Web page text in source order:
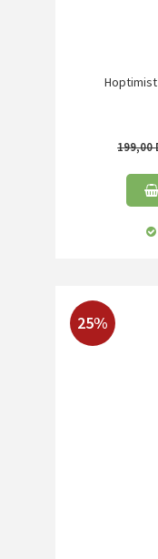
199,00
25%